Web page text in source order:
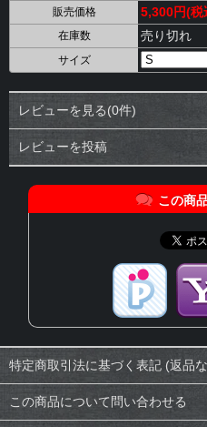
販売価格 5,300円(税
在庫数 売り切れ
サイズ
レビューを見る(0件)
レビューを投稿
この商
特定商取引法に基づく表記 (返品
この商品について問い合わせる